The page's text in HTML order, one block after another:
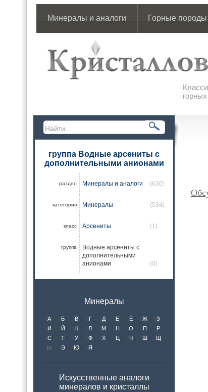
Минералы и аналоги Горные породы
группа Водные арсениты с
дополнительными анионами
раздел Минералы и аналоги (630)
категория Минералы (534)
класс Арсениты (1)
группа
Водные арсениты с
дополнительными
анионами
(0)
Минералы
А Б В Г Д Е Ё Ж
З
И
Й К Л М Н О П
Р
С
Т У Ф Х Ц Ч Ш
Щ
Ы
Э Ю Я
Искусственные аналоги
минералов и кристаллы